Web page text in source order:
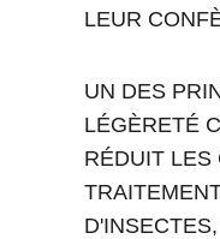
LEUR
UN DES
LÉGÈRETÉ
RÉDUIT LES